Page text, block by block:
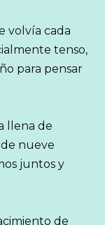
volvía cada
tenso,
para pensar
llena de
nueve
juntos y
de